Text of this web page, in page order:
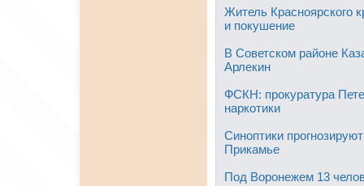
Житель Красноярского
и покушение
В Советском районе
Арлекин
ФСКН: прокуратура
наркотики
Синоптики
Прикамье
Под Воронежем 13